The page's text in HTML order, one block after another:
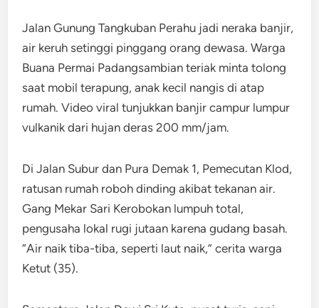
Jalan Gunung Tangkuban Perahu jadi neraka banjir,
air keruh setinggi pinggang orang dewasa. Warga
Buana Permai Padangsambian teriak minta tolong
saat mobil terapung, anak kecil nangis di atap
rumah. Video viral tunjukkan banjir campur lumpur
vulkanik dari hujan deras 200 mm/jam.
Di Jalan Subur dan Pura Demak 1, Pemecutan Klod,
ratusan rumah roboh dinding akibat tekanan air.
Gang Mekar Sari Kerobokan lumpuh total,
pengusaha lokal rugi jutaan karena gudang basah.
“Air naik tiba-tiba, seperti laut naik,” cerita warga
Ketut (35).